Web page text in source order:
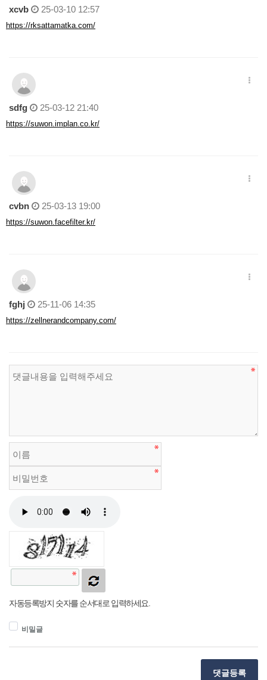
xcvb 25-03-10 12:57
https://rksattamatka.com/
sdfg 25-03-12 21:40
https://suwon.implan.co.kr/
cvbn 25-03-13 19:00
https://suwon.facefilter.kr/
fghj 25-11-06 14:35
https://zellnerandcompany.com/
자동등록방지 숫자를 순서대로 입력하세요.
비밀글
댓글등록